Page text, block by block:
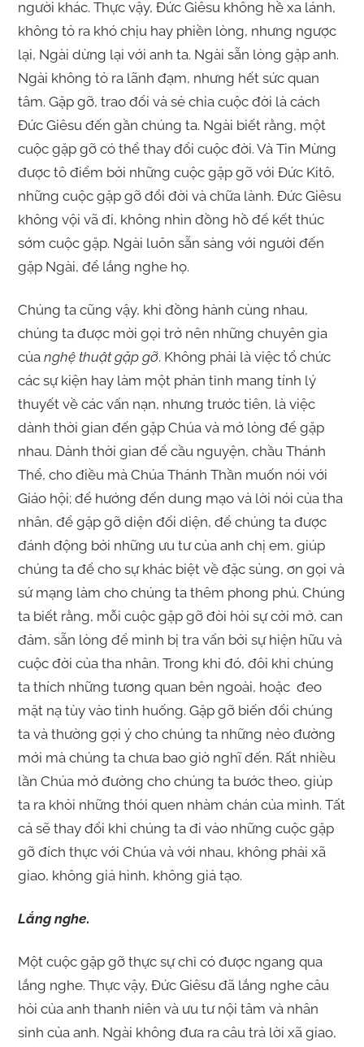
người khác. Thực vậy, Đức Giêsu không hề xa lánh,
không tỏ ra khó chịu hay phiền lòng, nhưng ngược
lại, Ngài dừng lại với anh ta. Ngài sẵn lòng gặp anh.
Ngài không tỏ ra lãnh đạm, nhưng hết sức quan
tâm. Gặp gỡ, trao đổi và sẻ chia cuộc đời là cách
Đức Giêsu đến gần chúng ta. Ngài biết rằng, một
cuộc gặp gỡ có thể thay đổi cuộc đời. Và Tin Mừng
được tô điểm bởi những cuộc gặp gỡ với Đức Kitô,
những cuộc gặp gỡ đổi đời và chữa lành. Đức Giêsu
không vội vã đi, không nhìn đồng hồ để kết thúc
sớm cuộc gặp. Ngài luôn sẵn sàng với người đến
gặp Ngài, để lắng nghe họ.
Chúng ta cũng vậy, khi đồng hành cùng nhau,
chúng ta được mời gọi trở nên những chuyên gia
của nghệ thuật gặp gỡ. Không phải là việc tổ chức
các sự kiện hay làm một phản tỉnh mang tính lý
thuyết về các vấn nạn, nhưng trước tiên, là việc
dành thời gian đến gặp Chúa và mở lòng để gặp
nhau. Dành thời gian để cầu nguyện, chầu Thánh
Thể, cho điều mà Chúa Thánh Thần muốn nói với
Giáo hội; để hướng đến dung mạo và lời nói của tha
nhân, để gặp gỡ diện đối diện, để chúng ta được
đánh động bởi những ưu tư của anh chị em, giúp
chúng ta để cho sự khác biệt về đặc sủng, ơn gọi và
sứ mạng làm cho chúng ta thêm phong phú. Chúng
ta biết rằng, mỗi cuộc gặp gỡ đòi hỏi sự cởi mở, can
đảm, sẵn lòng để mình bị tra vấn bởi sự hiện hữu và
cuộc đời của tha nhân. Trong khi đó, đôi khi chúng
ta thích những tương quan bên ngoài, hoặc đeo
mặt nạ tùy vào tình huống. Gặp gỡ biến đổi chúng
ta và thường gợi ý cho chúng ta những nẻo đường
mới mà chúng ta chưa bao giờ nghĩ đến. Rất nhiều
lần Chúa mở đường cho chúng ta bước theo, giúp
ta ra khỏi những thói quen nhàm chán của mình. Tất
cả sẽ thay đổi khi chúng ta đi vào những cuộc gặp
gỡ đích thực với Chúa và với nhau, không phải xã
giao, không giả hình, không giả tạo.
Lắng nghe.
Một cuộc gặp gỡ thực sự chỉ có được ngang qua
lắng nghe. Thực vậy, Đức Giêsu đã lắng nghe câu
hỏi của anh thanh niên và ưu tư nội tâm và nhân
sinh của anh. Ngài không đưa ra câu trả lời xã giao,